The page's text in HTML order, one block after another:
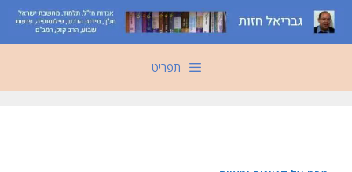
לדלג
לתוכן
תפריט